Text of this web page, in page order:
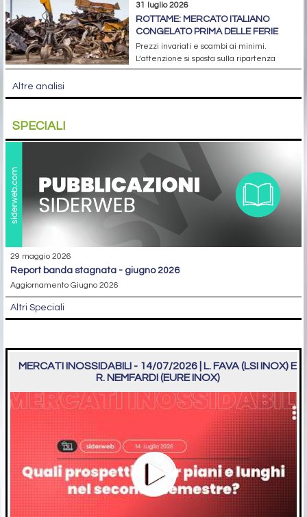
31 luglio 2026
ROTTAME: MERCATO ITALIANO
CONGELATO PRIMA DELLE FERIE
Prezzi invariati e scambi ai minimi.
L’attenzione si sposta sulla ripartenza
Altre analisi
SPECIALI
29 maggio 2026
report banda stagnata - giugno 2026
Aggiornamento Giugno 2026
Altri Speciali
MERCATI INOSSIDABILI - 14/07/2026 | L. FAVA (LSI INOX) E
R. NEMFARDI (EURE INOX)